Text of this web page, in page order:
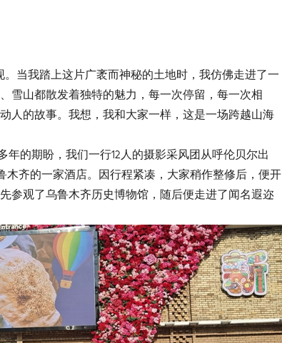
。当我踏上这片广袤而神秘的土地时，我仿佛走进了一
雪山都散发着独特的魅力，每一次停留，每一次相
人的故事。我想，我和大家一样，这是一场跨越山海
年的期盼，我们一行12人的摄影采风团从呼伦贝尔出
木齐的一家酒店。因行程紧凑，大家稍作整修后，便开
参观了乌鲁木齐历史博物馆，随后便走进了闻名遐迩